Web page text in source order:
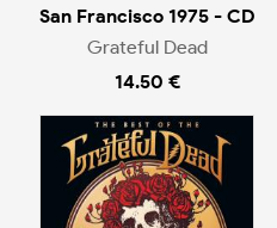
San Francisco 1975 - CD
Grateful Dead
14.50 €